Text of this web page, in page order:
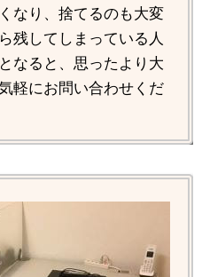
なり、捨てるのも大変
残してしまっている人
なると、思ったより大
軽にお問い合わせくだ